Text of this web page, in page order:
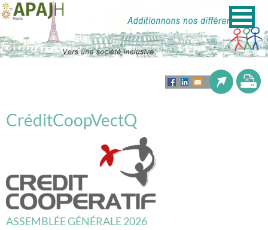
CréditCoopVectQ
ASSEMBLÉE GÉNÉRALE 2026